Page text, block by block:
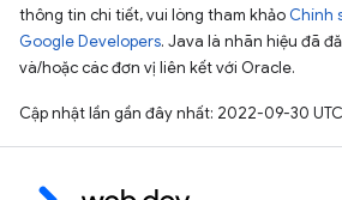
thông tin chi tiết, vui lòng tham khảo Chính
Google Developers. Java là nhãn hiệu đã
và/hoặc các đơn vị liên kết với Oracle.
Cập nhật lần gần đây nhất: 2022-09-30